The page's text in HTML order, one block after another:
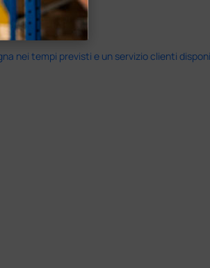
nei tempi previsti e un servizio clienti